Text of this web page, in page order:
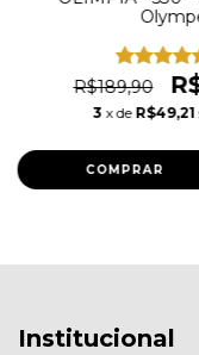
R$189,90
3 x de R$49,21
COMPRAR
Institucional